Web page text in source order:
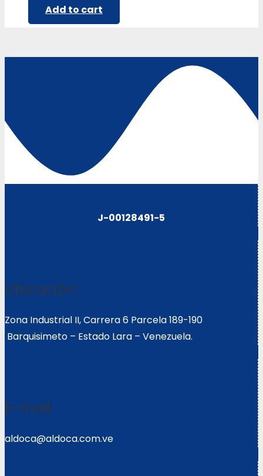
Add to cart
J-00128491-5
Ubicación:
Zona Industrial II, Carrera 6 Parcela 189-190
Barquisimeto – Estado Lara – Venezuela.
E-mail:
aldoca@aldoca.com.ve